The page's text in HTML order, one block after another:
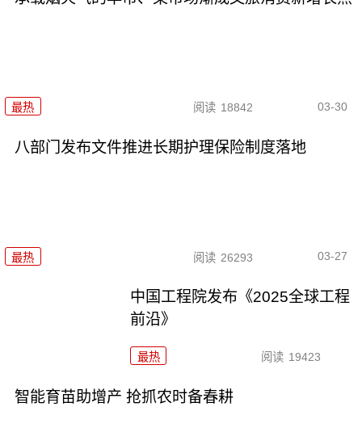
最热 阅读 18842 03-30
八部门发布文件推进长期护理保险制度落地
最热 阅读 26293 03-27
中国工程院发布《2025全球工程
前沿》
最热 阅读 19423
智能育苗助增产 抢抓农时备春耕